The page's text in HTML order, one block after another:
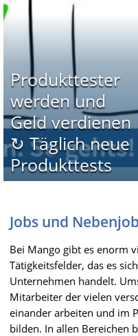
Produkttester
werden und
Geld verdienen
↻ Täglich neue
Produkttests
Jobs und
Bei Mango gibt es enorm
Tätigkeitsfelder, das es
Unternehmen handelt.
Mitarbeiter der vielen
einander arbeiten und im
bilden. In allen Bereichen